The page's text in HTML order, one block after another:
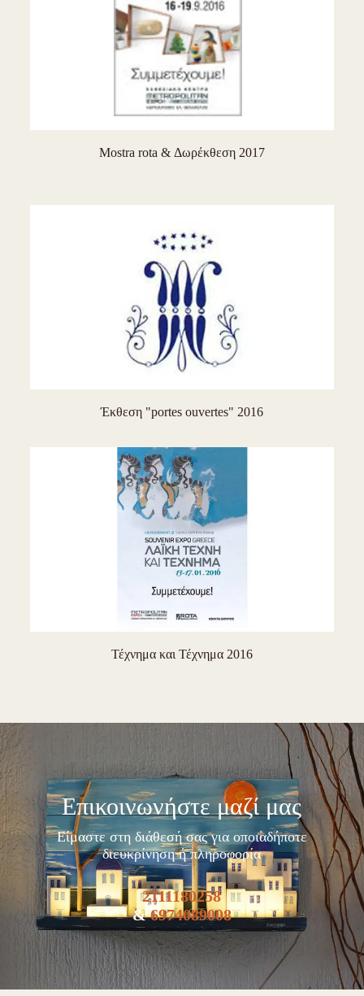
Mostra rota & Δωρέκθεση 2017
Έκθεση "portes ouvertes" 2016
Τέχνημα και Τέχνημα 2016
Επικοινωνήστε μαζί μας
Είμαστε στη διάθεσή σας για οποιαδήποτε
διευκρίνηση ή πληροφορία
2111180258
&6974089008